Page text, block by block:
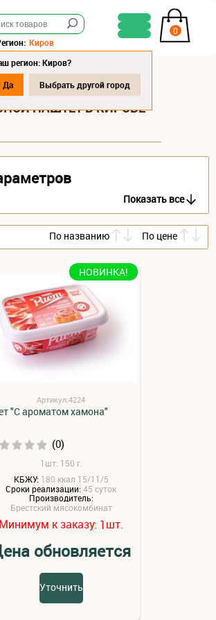
0
Киров
регион: Киров?
Да
Выбрать другой город
ПАШТЕТ В КИРОВЕ
Показать все
По названию По цене
НОВИНКА!
Артикул:4224
"С ароматом хамона"
(0)
1шт: 150 г.
КБЖУ: 180 ккал 15/11/5
Сроки реализации:45 суток
Производитель:
Брестский мясокомбинат
Минимум к заказу: 1шт.
обновляется
Уточнить